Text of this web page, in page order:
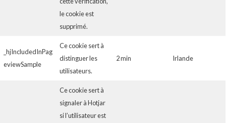
le cookie est
supprimé.
_hjIncludedInPag
eviewSample
Ce cookie sert à
distinguer les
utilisateurs.
2 min Irlande
Ce cookie sert à
signaler à Hotjar
si l’utilisateur est